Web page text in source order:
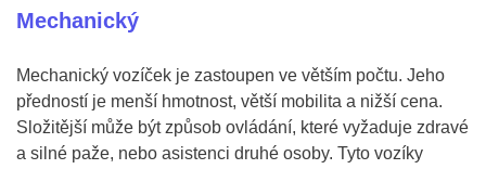
Mechanický
Mechanický vozíček je zastoupen ve větším počtu. Jeho
předností je menší hmotnost, větší mobilita a nižší cena.
Složitější může být způsob ovládání, které vyžaduje zdravé
a silné paže, nebo asistenci druhé osoby. Tyto vozíky